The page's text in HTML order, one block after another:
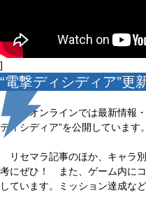
]
“電撃ディシディア”更
電撃オンラインでは最新情報
ディシディア”を公開しています。
リセマラ記事のほか、キャラ
考にぜひ！ また、ゲーム内に
しています。ミッション達成な